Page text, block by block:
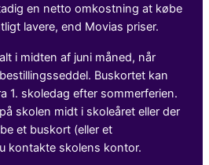
en netto omkostning at købe
lavere, end Movias priser.
i midten af juni måned, når
Buskortet kan
1. skoledag efter sommerferien.
skolen midt i skoleåret eller der
et buskort (eller et
kontakte skolens kontor.